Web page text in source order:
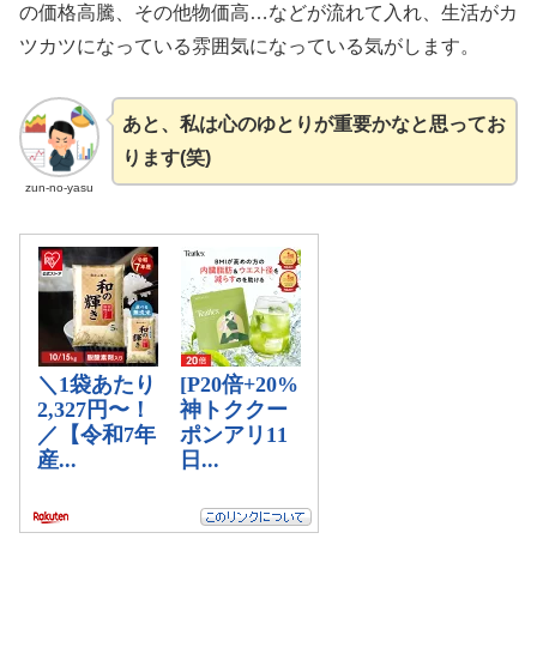
の価格高騰、その他物価高…などが流れて入れ、生活がカ
ツカツになっている雰囲気になっている気がします。
zun-no-yasu
あと、私は心のゆとりが重要かなと思ってお
ります(笑)